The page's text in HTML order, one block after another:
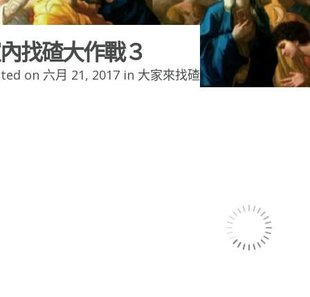
找碴大作戰３
on 六月 21, 2017 in 大家來找碴